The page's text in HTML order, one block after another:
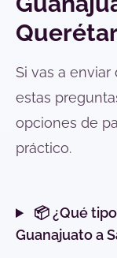
Si vas a
estas
opciones de
práctico.
📦 ¿Qué
Guanajuato a